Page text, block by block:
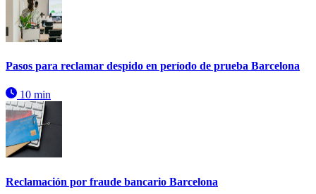
Pasos para reclamar despido en período de prueba Barcelona
10 min
Reclamación por fraude bancario Barcelona